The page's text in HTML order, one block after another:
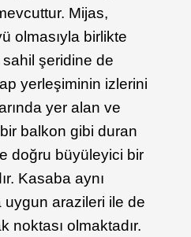
Mijas,
olmasıyla birlikte
şeridine de
yerleşiminin izlerini
yer alan ve
balkon gibi duran
doğru büyüleyici bir
Kasaba aynı
arazileri ile de
noktası olmaktadır.